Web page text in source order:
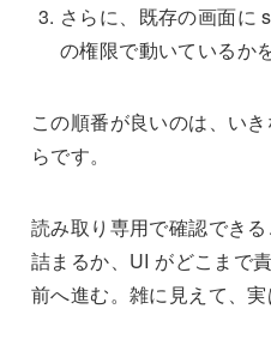
さらに、既存の画面に
の権限で動いているか
この順番が良いのは、い
らです。
読み取り専用で確認でき
詰まるか、UI がどこまで
前へ進む。雑に見えて、実